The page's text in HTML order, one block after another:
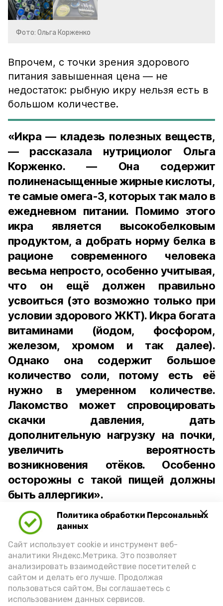
Политика обработки Персональных
данных
Сайт использует cookie и инструмент веб-
аналитики Яндекс.Метрика. Это позволяет
анализировать взаимодействие посетителей с
сайтом и делать его лучше. Продолжая
пользоваться сайтом, Вы соглашаетесь с
использованием данных сервисов.
Фото: Ольга Корженко
Впрочем, с точки зрения здорового
питания завышенная цена — не
недостаток: рыбную икру нельзя есть в
большом количестве.
«Икра — кладезь полезных веществ,
— рассказала нутрициолог Ольга
Корженко. — Она содержит
полиненасыщенные жирные кислоты,
те самые омега-3, которых так мало в
ежедневном питании. Помимо этого
икра является высокобелковым
продуктом, а добрать норму белка в
рационе современного человека
весьма непросто, особенно учитывая,
что он ещё должен правильно
усвоиться (это возможно только при
условии здорового ЖКТ). Икра богата
витаминами (йодом, фосфором,
железом, хромом и так далее).
Однако она содержит большое
количество соли, потому есть её
нужно в умеренном количестве.
Лакомство может спровоцировать
скачки давления, дать
дополнительную нагрузку на почки,
увеличить вероятность
возникновения отёков. Особенно
осторожны с такой пищей должны
быть аллергики».
Для взрослого человека безопасной
порцией икры считается 30-50 граммов
(2-3 ложки). При этом следует обратить
внимание на хлеб, с которым она
подаётся: лучше выбирать
цельнозерновой, с мукой грубого
помола. Есть икру следует в первой